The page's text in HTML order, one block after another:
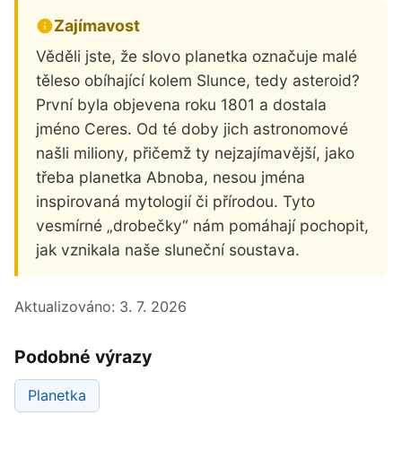
Zajímavost
Věděli jste, že slovo planetka označuje malé
těleso obíhající kolem Slunce, tedy asteroid?
První byla objevena roku 1801 a dostala
jméno Ceres. Od té doby jich astronomové
našli miliony, přičemž ty nejzajímavější, jako
třeba planetka Abnoba, nesou jména
inspirovaná mytologií či přírodou. Tyto
vesmírné „drobečky“ nám pomáhají pochopit,
jak vznikala naše sluneční soustava.
Aktualizováno: 3. 7. 2026
Podobné výrazy
Planetka